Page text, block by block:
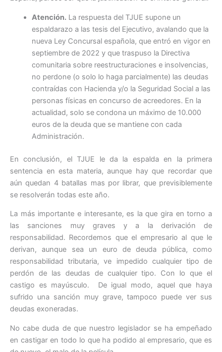
Atención.La respuesta del TJUE supone un
espaldarazo a las tesis del Ejecutivo, avalando que la
nueva Ley Concursal española, que entró en vigor en
septiembre de 2022 y que traspuso la Directiva
comunitaria sobre reestructuraciones e insolvencias,
no perdone (o solo lo haga parcialmente) las deudas
contraídas con Hacienda y/o la Seguridad Social a las
personas físicas en concurso de acreedores. En la
actualidad, solo se condona un máximo de 10.000
euros de la deuda que se mantiene con cada
Administración.
En conclusión, el TJUE le da la espalda en la primera
sentencia en esta materia, aunque hay que recordar que
aún quedan 4 batallas mas por librar, que previsiblemente
se resolverán todas este año.
La más importante e interesante, es la que gira en torno a
las sanciones muy graves y a la derivación de
responsabilidad. Recordemos que el empresario al que le
derivan, aunque sea un euro de deuda pública, como
responsabilidad tributaria, ve impedido cualquier tipo de
perdón de las deudas de cualquier tipo. Con lo que el
castigo es mayúsculo. De igual modo, aquel que haya
sufrido una sanción muy grave, tampoco puede ver sus
deudas exoneradas.
No cabe duda de que nuestro legislador se ha empeñado
en castigar en todo lo que ha podido al empresario, que es